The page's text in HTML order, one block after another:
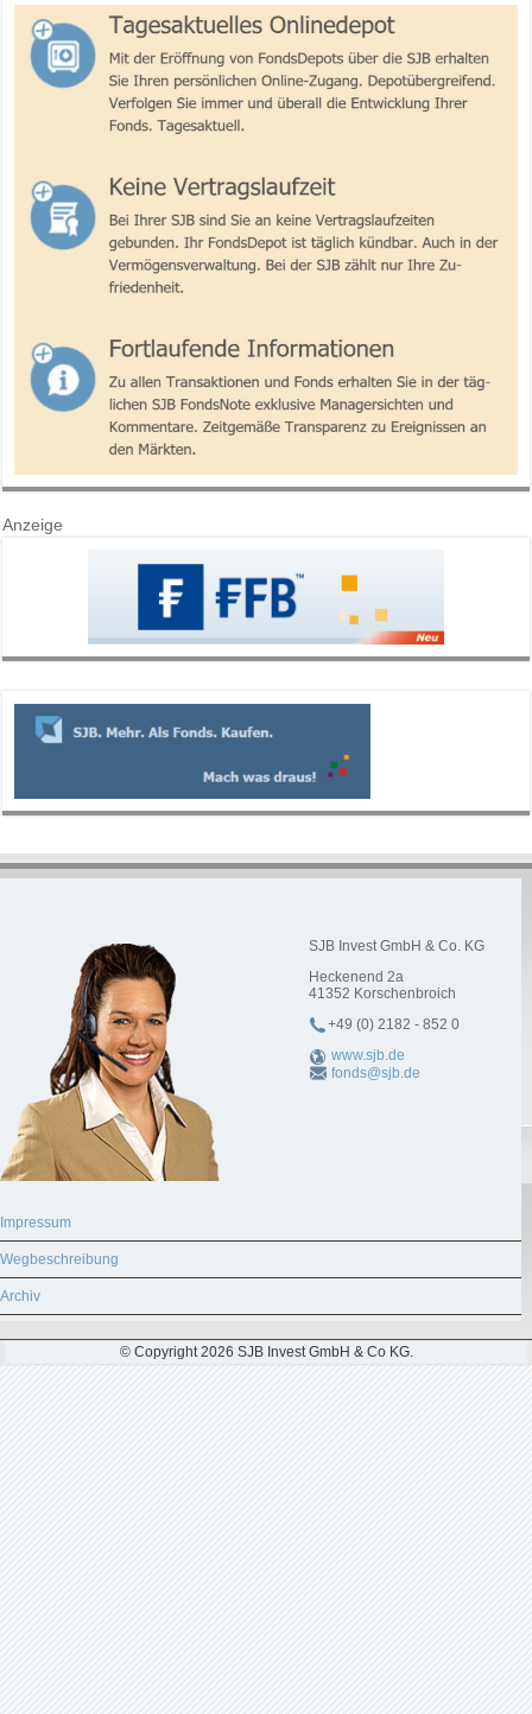
Anzeige
SJB Invest GmbH & Co. KG
Heckenend 2a
41352 Korschenbroich
+49 (0) 2182 - 852 0
www.sjb.de
fonds@sjb.de
Impressum
Wegbeschreibung
Archiv
© Copyright 2026 SJB Invest GmbH & Co KG.